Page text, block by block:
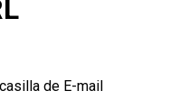
de E-mail